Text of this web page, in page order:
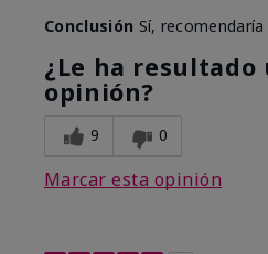
Conclusión Sí,
¿Le ha
opinión?
9 0
Marcar esta opinión